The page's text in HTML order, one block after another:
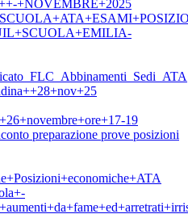
+NOVEMBRE+2025
19
preparazione prove posizioni